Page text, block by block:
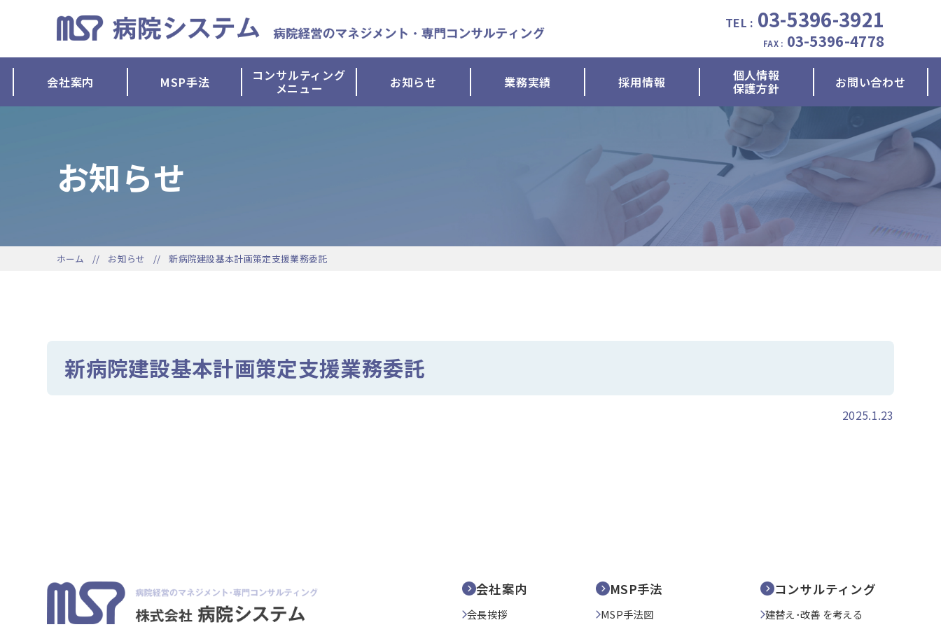
TEL : 03-5396-3921
FAX : 03-5396-4778
会社案内 MSP手法 コンサルティング
メニュー お知らせ 業務実績 採用情報 個人情報
保護方針 お問い合わせ
お知らせ
ホーム お知らせ 新病院建設基本計画策定支援業務委託
新病院建設基本計画策定支援業務委託
2025.1.23
会社案内
会長挨拶
MSP手法
MSP手法図
コンサルティング
建替え･改善 を考える